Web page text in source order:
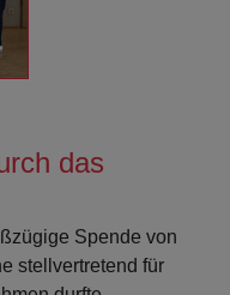
das
Spende von
stellvertretend für